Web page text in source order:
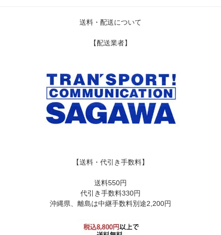
送料・配送について
【配送業者】
【送料・代引き手数料】
送料550円
代引き手数料330円
沖縄県、離島は中継手数料別途2,200円